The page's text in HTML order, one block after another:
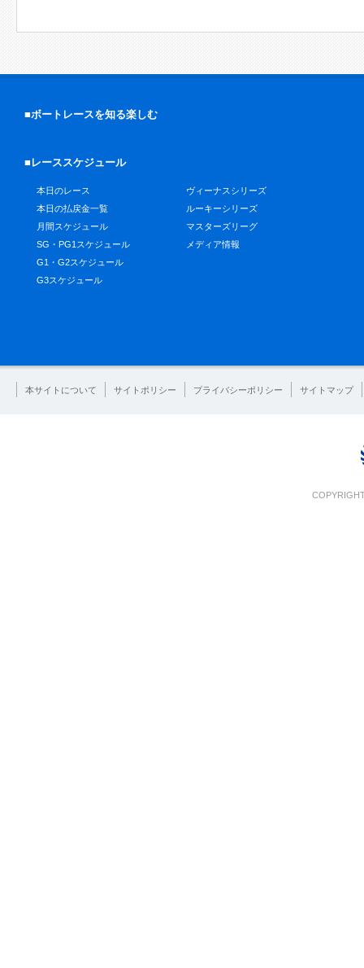
■ボートレースを知る楽しむ
■レーススケジュール
本日のレース
本日の払戻金一覧
月間スケジュール
SG・PG1スケジュール
G1・G2スケジュール
G3スケジュール
ヴィーナスシリーズ
ルーキーシリーズ
マスターズリーグ
メディア情報
本サイトについて サイトポリシー プライバシーポリシー サイトマップ